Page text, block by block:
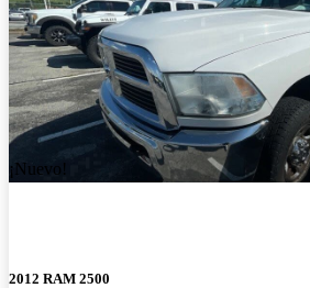
¡Nuevo!
2012 RAM 2500